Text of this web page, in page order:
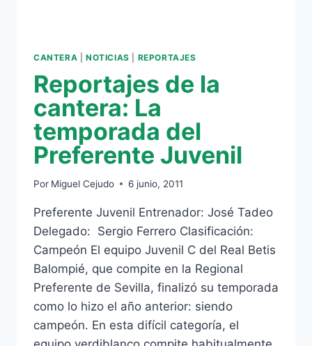
CANTERA NOTICIAS REPORTAJES
Reportajes de la
cantera: La
temporada del
Preferente Juvenil
Por Miguel Cejudo 6 junio, 2011
Preferente Juvenil Entrenador: José Tadeo
Delegado: Sergio Ferrero Clasificación:
Campeón El equipo Juvenil C del Real Betis
Balompié, que compite en la Regional
Preferente de Sevilla, finalizó su temporada
como lo hizo el año anterior: siendo
campeón. En esta difícil categoría, el